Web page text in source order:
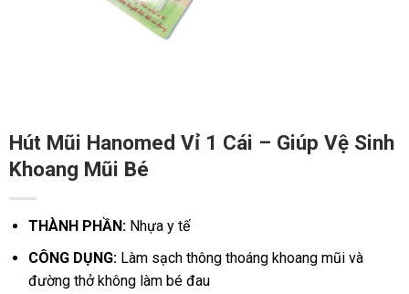
Hút Mũi Hanomed Vỉ 1 Cái – Giúp Vệ Sinh
Khoang Mũi Bé
THÀNH PHẦN:Nhựa y tế
CÔNG DỤNG: Làm sạch thông thoáng khoang mũi và
đường thở không làm bé đau